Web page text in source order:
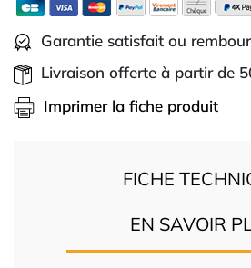
Garantie satisfait ou
Livraison offerte à partir de
Imprimer la fiche produit
FICHE
EN SAVOIR